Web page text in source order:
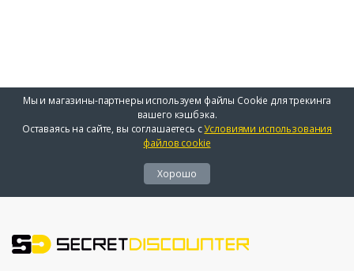
Мы и магазины-партнеры используем файлы Cookie для трекинга
вашего кэшбэка.
Оставаясь на сайте, вы соглашаетесь сУсловиями использования
файлов cookie
Хорошо